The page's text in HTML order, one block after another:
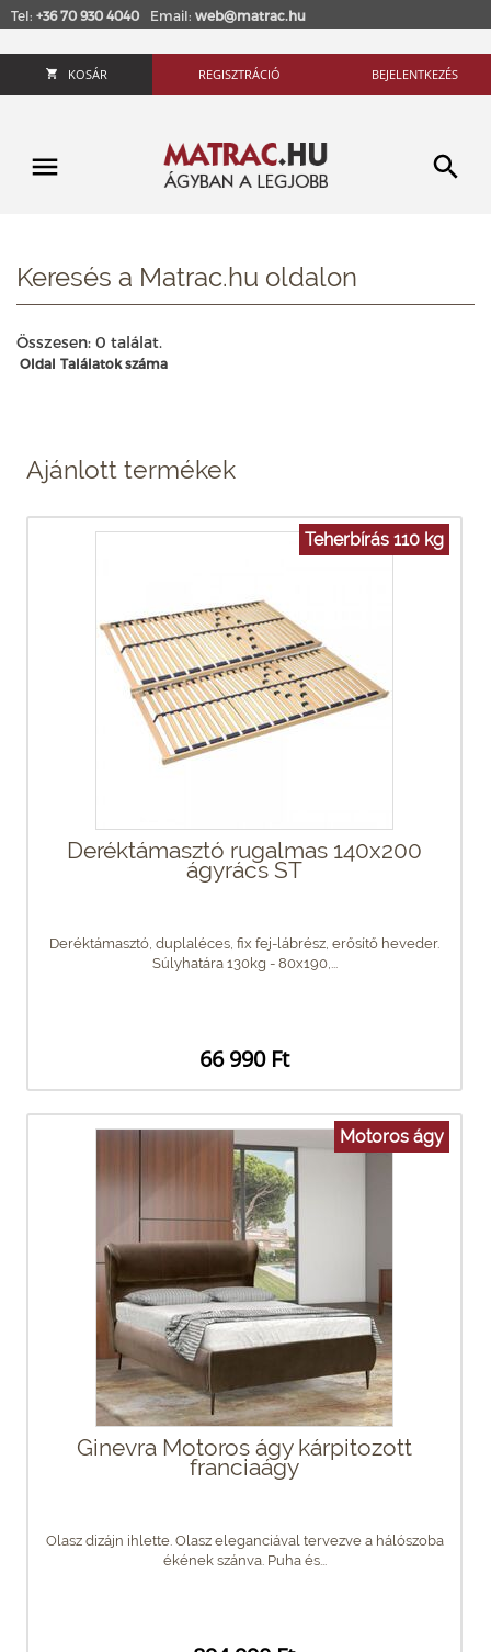
Tel: +36 70 930 4040 Email: web@matrac.hu
KOSÁR REGISZTRÁCIÓ BEJELENTKEZÉS
Keresés a Matrac.hu oldalon
Összesen: 0 találat.
Oldal Találatok száma
Ajánlott termékek
Teherbírás 110 kg
Deréktámasztó rugalmas 140x200
ágyrács ST
Deréktámasztó, duplaléces, fix fej-lábrész, erősítő heveder.
Súlyhatára 130kg - 80x190,...
66 990 Ft
Motoros ágy
Ginevra Motoros ágy kárpitozott
franciaágy
Olasz dizájn ihlette. Olasz eleganciával tervezve a hálószoba
ékének szánva. Puha és...